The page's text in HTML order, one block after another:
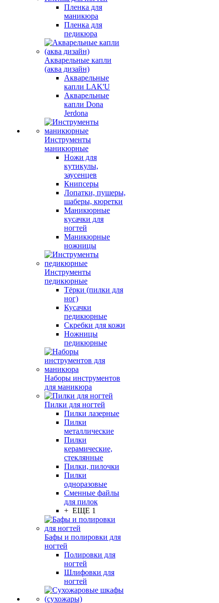
Пленка для
маникюра
Пленка для
педикюра
Акварельные капли
(аква дизайн)
Акварельные
капли LAK'U
Акварельные
капли Dona
Jerdona
Инструменты
маникюрные
Ножи для
кутикулы,
заусенцев
Книпсеры
Лопатки, пушеры,
шаберы, кюретки
Маникюрные
кусачки для
ногтей
Маникюрные
ножницы
Инструменты
педикюрные
Тёрки (пилки для
ног)
Кусачки
педикюрные
Скребки для кожи
Ножницы
педикюрные
Наборы инструментов
для маникюра
Пилки для ногтей
Пилки лазерные
Пилки
металлические
Пилки
керамические,
стеклянные
Пилки, пилочки
Пилки
одноразовые
Сменные файлы
для пилок
+ ЕЩЕ 1
Бафы и полировки для
ногтей
Полировки для
ногтей
Шлифовки для
ногтей